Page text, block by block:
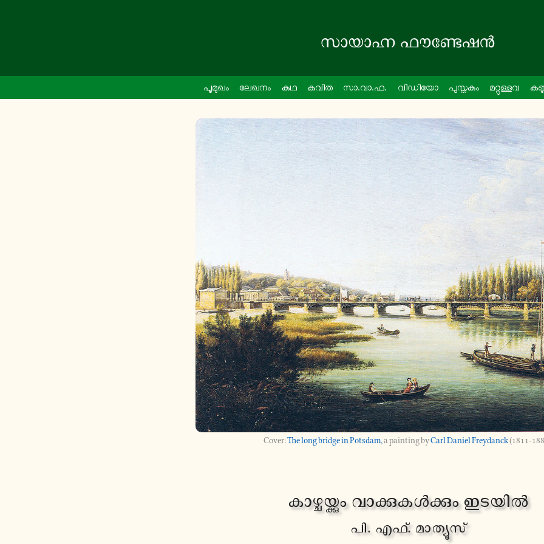
പൂ­മു­ഖം ലേഖനം കഥ കവിത സാ.വാ.ഫ. വി­ഡി­യോ പു­സ്ത­കം മ­റ്റു­ള്ള­വ
The long bridge in Potsdam,a painting byCarl Daniel Freydanck(1811-
കാ­ഴ്ച­യ്ക്കും വാ­ക്കു­കൾ­ക്കും ഇടയിൽ
പി. എഫ്. മാ­ത്യൂ­സ്